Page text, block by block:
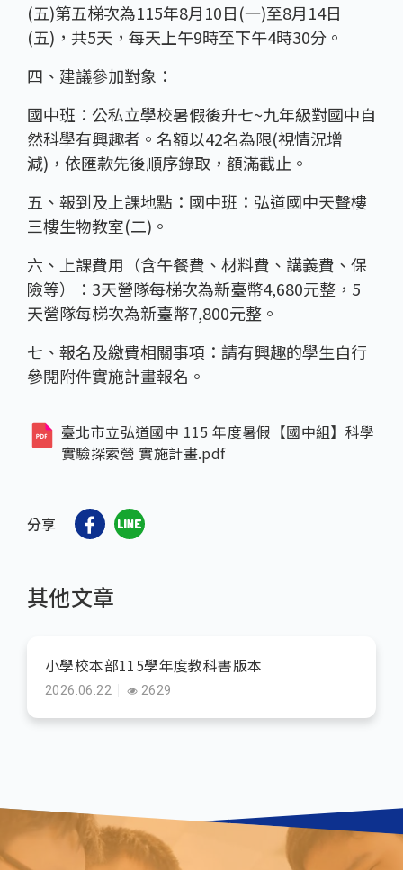
(五)第五梯次為115年8月10日(一)至8月14日
(五)，共5天，每天上午9時至下午4時30分。
四、建議參加對象：
國中班：公私立學校暑假後升七~九年級對國中自
然科學有興趣者。名額以42名為限(視情況增
減)，依匯款先後順序錄取，額滿截止。
五、報到及上課地點：國中班：弘道國中天聲樓
三樓生物教室(二)。
六、上課費用（含午餐費、材料費、講義費、保
險等）：3天營隊每梯次為新臺幣4,680元整，5
天營隊每梯次為新臺幣7,800元整。
七、報名及繳費相關事項：請有興趣的學生自行
參閱附件實施計畫報名。
臺北市立弘道國中 115 年度暑假【國中組】科學
實驗探索營 實施計畫.pdf
分享
其他文章
小學校本部115學年度教科書版本
2026.06.22 2629